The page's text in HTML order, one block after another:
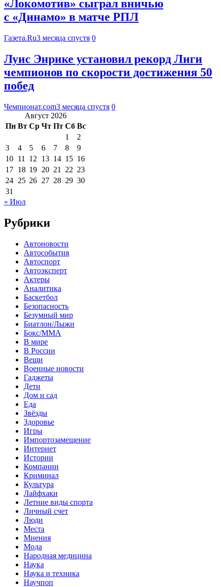
«Локомотив» сыграл вничью
с «Динамо» в матче РПЛ
Газета.Ru3 месяца спустя 0
Луис Энрике установил рекорд Лиги
чемпионов по скорости достижения 50
побед
Чемпионат.com3 месяца спустя 0
Август 2026
Пн Вт Ср Чт Пт Сб Вс
1
2
3
4 5 6 7 8
9
10 11 12 13 14 15 16
17 18 19 20 21 22 23
24 25 26 27 28 29 30
31
« Июл
Рубрики
Автоновости
Автособытия
Автоспорт
Автоэксперт
Актеры
Аналитика
Баскетбол
Безопасность
Безумный мир
Биатлон/Лыжи
Бокс/MMA
В мире
В России
Вещи
Военные новости
Гаджеты
Дети
Дом и сад
Еда
Звёзды
Здоровье
Игры
Импортозамещение
Интернет
Истории
Компании
Криминал
Культура
Лайфхаки
Летние виды спорта
Личный счет
Люди
Места
Мнения
Мода
Народная медицина
Наука
Наука и техника
Научпоп